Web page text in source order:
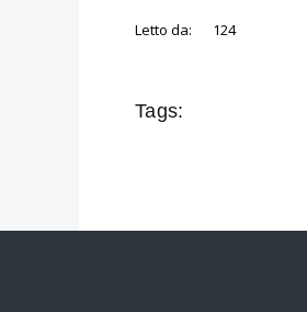
Letto da: 124
Tags: